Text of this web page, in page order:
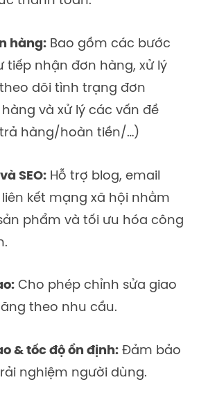
hàng: Bao gồm các bước
tiếp nhận đơn hàng, xử lý
dõi tình trạng đơn
và xử lý các vấn đề
hàng/hoàn tiền/…)
SEO: Hỗ trợ blog, email
kết mạng xã hội nhằm
phẩm và tối ưu hóa công
Cho phép chỉnh sửa giao
theo nhu cầu.
& tốc độ ổn định: Đảm bảo
nghiệm người dùng.